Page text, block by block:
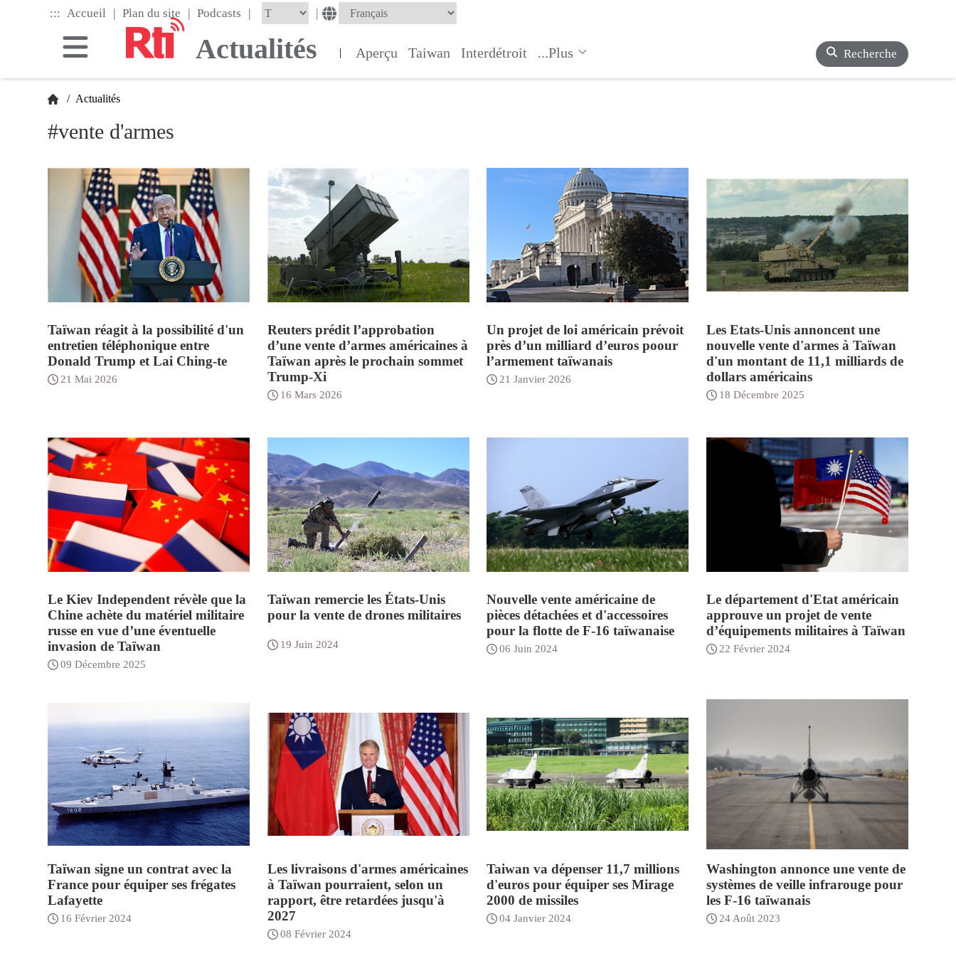
::: Accueil | Plan du site | Podcasts | |
Actualités | Aperçu Taiwan Interdétroit ...Plus Recherche
/ Actualités
#vente d'armes
Taïwan réagit à la possibilité d'un
entretien téléphonique entre
Donald Trump et Lai Ching-te
21 Mai 2026
Reuters prédit l’approbation
d’une vente d’armes américaines à
Taïwan après le prochain sommet
Trump-Xi
16 Mars 2026
Un projet de loi américain prévoit
près d’un milliard d’euros poour
l’armement taïwanais
21 Janvier 2026
Les Etats-Unis annoncent une
nouvelle vente d'armes à Taïwan
d'un montant de 11,1 milliards de
dollars américains
18 Décembre 2025
Le Kiev Independent révèle que la
Chine achète du matériel militaire
russe en vue d’une éventuelle
invasion de Taïwan
09 Décembre 2025
Taïwan remercie les États-Unis
pour la vente de drones militaires
19 Juin 2024
Nouvelle vente américaine de
pièces détachées et d'accessoires
pour la flotte de F-16 taïwanaise
06 Juin 2024
Le département d'Etat américain
approuve un projet de vente
d’équipements militaires à Taïwan
22 Février 2024
Taïwan signe un contrat avec la
France pour équiper ses frégates
Lafayette
16 Février 2024
Les livraisons d'armes américaines
à Taïwan pourraient, selon un
rapport, être retardées jusqu'à
2027
08 Février 2024
Taiwan va dépenser 11,7 millions
d'euros pour équiper ses Mirage
2000 de missiles
04 Janvier 2024
Washington annonce une vente de
systèmes de veille infrarouge pour
les F-16 taïwanais
24 Août 2023